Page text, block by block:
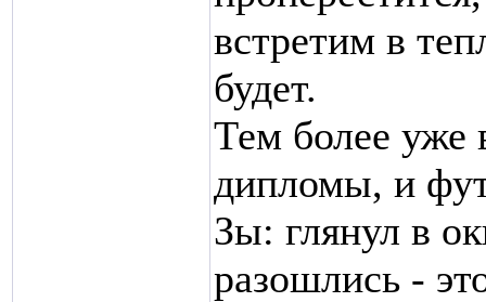
встретим в
будет.
Тем более уже
дипломы, и
Зы: глянул в
разошлись -